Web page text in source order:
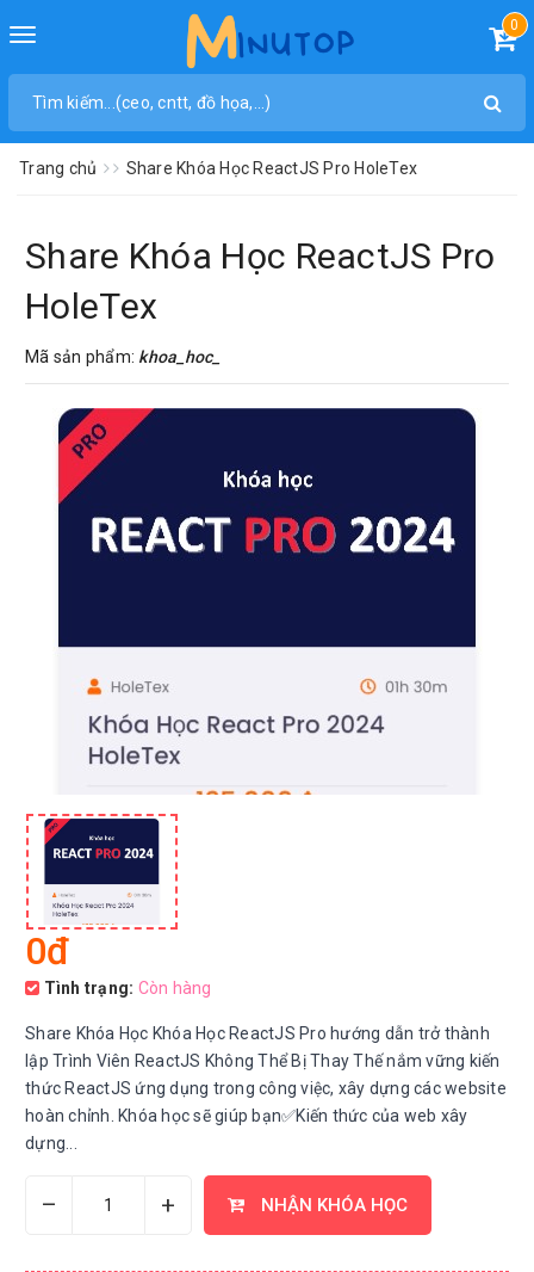
Toggle
0
Trang chủ Share Khóa Học ReactJS Pro HoleTex
Share Khóa Học ReactJS Pro
HoleTex
Mã sản phẩm: khoa_hoc_
0đ
Tình trạng: Còn hàng
Share Khóa Học Khóa Học ReactJS Pro hướng dẫn trở thành
lập Trình Viên ReactJS Không Thể Bị Thay Thế nắm vững kiến
thức ReactJS ứng dụng trong công việc, xây dựng các website
hoàn chỉnh. Khóa học sẽ giúp bạn✅Kiến thức của web xây
dựng...
– + NHẬN KHÓA HỌC